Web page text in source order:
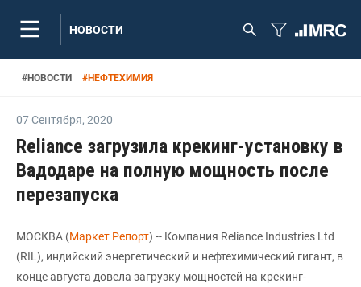
НОВОСТИ
#НОВОСТИ #НЕФТЕХИМИЯ
07 Сентября, 2020
Reliance загрузила крекинг-установку в
Вадодаре на полную мощность после
перезапуска
МОСКВА (Маркет Репорт) -- Компания Reliance Industries Ltd
(RIL), индийский энергетический и нефтехимический гигант, в
конце августа довела загрузку мощностей на крекинг-